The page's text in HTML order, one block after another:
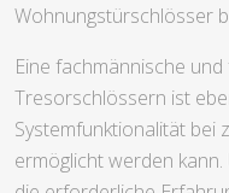
Wohnungstürschlösser
Eine fachmännische
Tresorschlössern ist
Systemfunktionalität bei
ermöglicht werden